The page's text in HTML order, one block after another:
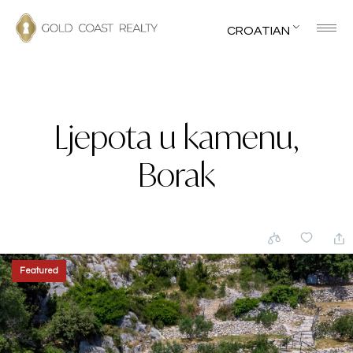
CROATIAN
Ljepota u kamenu,
Borak
Featured